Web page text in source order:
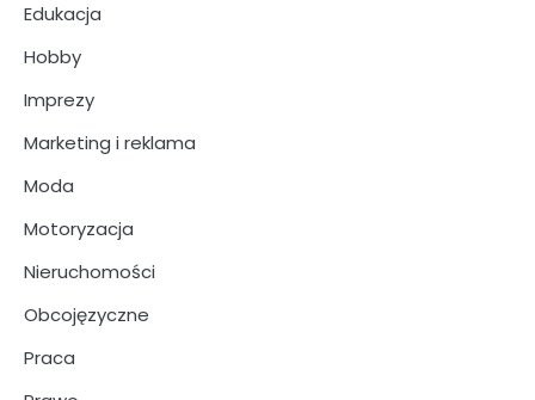
Edukacja
Hobby
Imprezy
Marketing i reklama
Moda
Motoryzacja
Nieruchomości
Obcojęzyczne
Praca